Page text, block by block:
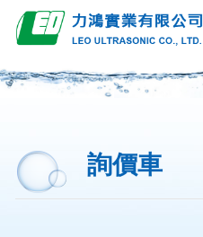
詢價車